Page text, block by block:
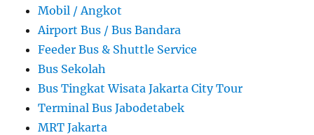
Mobil / Angkot
Airport Bus / Bus Bandara
Feeder Bus & Shuttle Service
Bus Sekolah
Bus Tingkat Wisata Jakarta City Tour
Terminal Bus Jabodetabek
MRT Jakarta